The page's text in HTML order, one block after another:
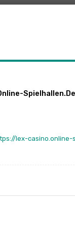
Spielhallen.de
lex-casino.online-